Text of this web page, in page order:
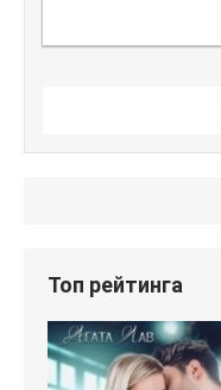
Топ рейтинга